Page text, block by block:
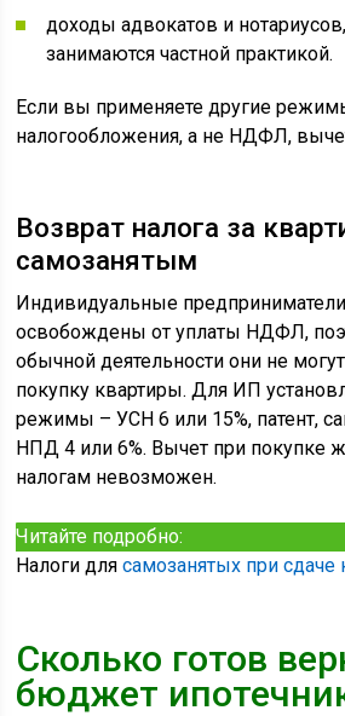
доходы адвокатов и
занимаются частной практикой.
Если вы применяете другие
налогообложения, а не НДФЛ,
Возврат налога за
самозанятым
Индивидуальные
освобождены от уплаты НДФЛ,
обычной деятельности они не
покупку квартиры. Для ИП
режимы – УСН 6 или 15%, патент,
НПД 4 или 6%. Вычет при покупке
налогам невозможен.
Читайте подробно:
Налоги длясамозанятых при сдаче
Сколько готов
бюджет